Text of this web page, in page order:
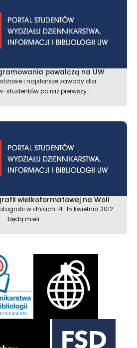
powalczą na UW
i najstarsze zawody dla
studentów po raz pierwszy...
wielkoformatowej na Woli
w dniach 14-15 kwietnia 2012
będą mieli...